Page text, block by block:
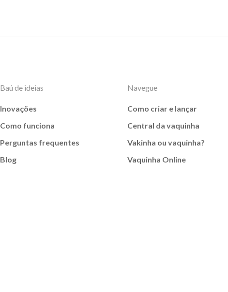
Baú de ideias
Inovações
Como funciona
Perguntas frequentes
Blog
Navegue
Como criar e lançar
Central da vaquinha
Vakinha ou vaquinha?
Vaquinha Online